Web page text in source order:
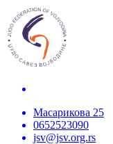
Масарикова 25
0652523090
jsv@jsv.org.rs